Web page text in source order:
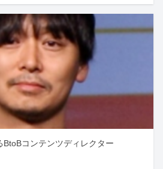
コンテンツディレクター